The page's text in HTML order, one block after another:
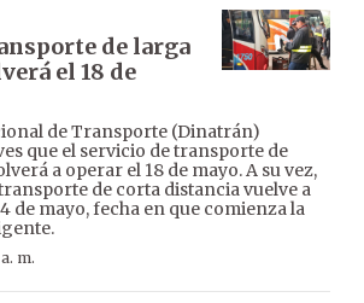
de larga
el 18 de
de Transporte (Dinatrán)
que el servicio de transporte de
a operar el 18 de mayo. A su vez,
de corta distancia vuelve a
de mayo, fecha en que comienza la
m.